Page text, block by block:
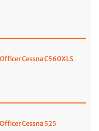
Cessna C560XLS
Cessna 525